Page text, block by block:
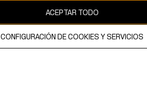
ACEPTAR TODO
CONFIGURACIÓN DE COOKIES Y SERVICIOS